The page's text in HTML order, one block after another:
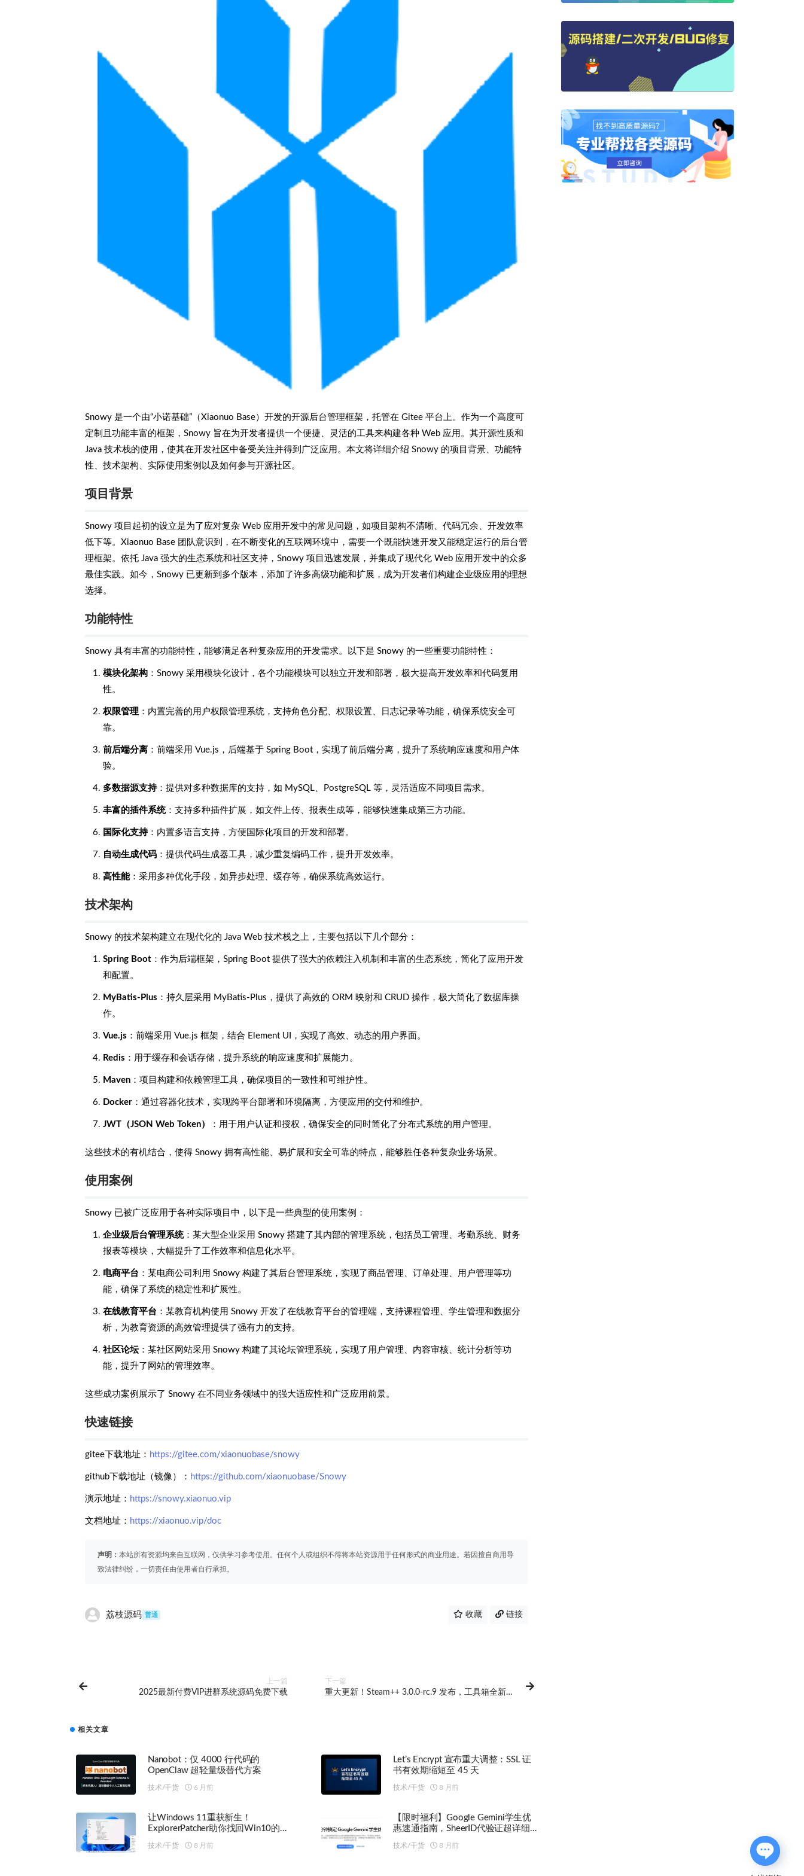
Snowy 是一个由“小诺基础”（Xiaonuo Base）开发的开源后台管理框架，托管在 Gitee 平台上。作为一个高度可
定制且功能丰富的框架，Snowy 旨在为开发者提供一个便捷、灵活的工具来构建各种 Web 应用。其开源性质和
Java 技术栈的使用，使其在开发社区中备受关注并得到广泛应用。本文将详细介绍 Snowy 的项目背景、功能特
性、技术架构、实际使用案例以及如何参与开源社区。
项目背景
Snowy 项目起初的设立是为了应对复杂 Web 应用开发中的常见问题，如项目架构不清晰、代码冗余、开发效率
低下等。Xiaonuo Base 团队意识到，在不断变化的互联网环境中，需要一个既能快速开发又能稳定运行的后台管
理框架。依托 Java 强大的生态系统和社区支持，Snowy 项目迅速发展，并集成了现代化 Web 应用开发中的众多
最佳实践。如今，Snowy 已更新到多个版本，添加了许多高级功能和扩展，成为开发者们构建企业级应用的理想
选择。
功能特性
Snowy 具有丰富的功能特性，能够满足各种复杂应用的开发需求。以下是 Snowy 的一些重要功能特性：
模块化架构 ：Snowy 采用模块化设计，各个功能模块可以独立开发和部署，极大提高开发效率和代码复用
性。
权限管理 ：内置完善的用户权限管理系统，支持角色分配、权限设置、日志记录等功能，确保系统安全可
靠。
前后端分离 ：前端采用 Vue.js，后端基于 Spring Boot，实现了前后端分离，提升了系统响应速度和用户体
验。
多数据源支持：提供对多种数据库的支持，如 MySQL、PostgreSQL 等，灵活适应不同项目需求。
丰富的插件系统：支持多种插件扩展，如文件上传、报表生成等，能够快速集成第三方功能。
国际化支持：内置多语言支持，方便国际化项目的开发和部署。
自动生成代码 ：提供代码生成器工具，减少重复编码工作，提升开发效率。
高性能：采用多种优化手段，如异步处理、缓存等，确保系统高效运行。
技术架构
Snowy 的技术架构建立在现代化的 Java Web 技术栈之上，主要包括以下几个部分：
Spring Boot ：作为后端框架，Spring Boot 提供了强大的依赖注入机制和丰富的生态系统，简化了应用开发
和配置。
MyBatis-Plus ：持久层采用 MyBatis-Plus，提供了高效的 ORM 映射和 CRUD 操作，极大简化了数据库操
作。
Vue.js ：前端采用 Vue.js 框架，结合 Element UI，实现了高效、动态的用户界面。
Redis ：用于缓存和会话存储，提升系统的响应速度和扩展能力。
Maven ：项目构建和依赖管理工具，确保项目的一致性和可维护性。
Docker ：通过容器化技术，实现跨平台部署和环境隔离，方便应用的交付和维护。
JWT（JSON Web Token） ：用于用户认证和授权，确保安全的同时简化了分布式系统的用户管理。
这些技术的有机结合，使得 Snowy 拥有高性能、易扩展和安全可靠的特点，能够胜任各种复杂业务场景。
使用案例
Snowy 已被广泛应用于各种实际项目中，以下是一些典型的使用案例：
企业级后台管理系统：某大型企业采用 Snowy 搭建了其内部的管理系统，包括员工管理、考勤系统、财务
报表等模块，大幅提升了工作效率和信息化水平。
电商平台 ：某电商公司利用 Snowy 构建了其后台管理系统，实现了商品管理、订单处理、用户管理等功
能，确保了系统的稳定性和扩展性。
在线教育平台 ：某教育机构使用 Snowy 开发了在线教育平台的管理端，支持课程管理、学生管理和数据分
析，为教育资源的高效管理提供了强有力的支持。
社区论坛：某社区网站采用 Snowy 构建了其论坛管理系统，实现了用户管理、内容审核、统计分析等功
能，提升了网站的管理效率。
这些成功案例展示了 Snowy 在不同业务领域中的强大适应性和广泛应用前景。
快速链接
gitee下载地址： https://gitee.com/xiaonuobase/snowy
github下载地址（镜像）： https://github.com/xiaonuobase/Snowy
演示地址： https://snowy.xiaonuo.vip
文档地址： https://xiaonuo.vip/doc
声明： 本站所有资源均来自互联网，仅供学习参考使用。任何个人或组织不得将本站资源用于任何形式的商业用途。若因擅自商用导
致法律纠纷，一切责任由使用者自行承担。
荔枝源码 普通 收藏 链接
上一篇
2025最新付费VIP进群系统源码免费下载
下一篇
重大更新！Steam++ 3.0.0-rc.9 发布，工具箱全新体
相关文章
Nanobot：仅 4000 行代码的
OpenClaw 超轻量级替代方案
技术/干货 6 月前
Let’s Encrypt 宣布重大调整：SSL 证
书有效期缩短至 45 天
技术/干货 8 月前
让Windows 11重获新生！
ExplorerPatcher助你找回Win10的极
技术/干货 8 月前
【限时福利】Google Gemini学生优
惠速通指南，SheerID代验证超详细
技术/干货 8 月前